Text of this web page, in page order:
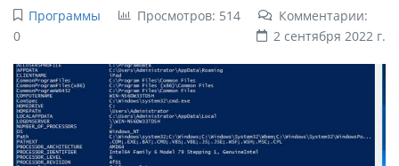
Программы Просмотров: 514
Комментарии:
0
2 сентября 2022 г.